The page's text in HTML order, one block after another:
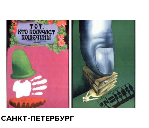
САНКТ-ПЕТЕРБУРГ